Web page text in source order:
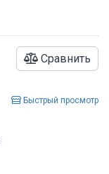
Сравнить
Быстрый просмотр